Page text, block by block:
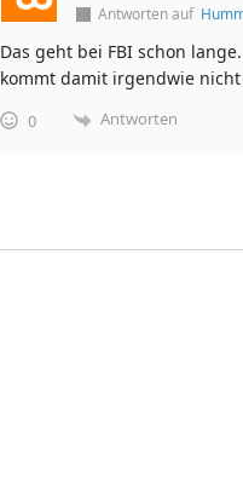
Antworten auf
Das geht bei FBI schon
kommt damit irgendwie
0 Antworten